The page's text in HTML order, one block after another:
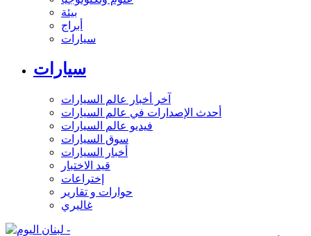
بيئة
أبراج
سيارات
سيارات
آخر أخبار عالم السيارات
أحدث الإصدارات في عالم السيارات
فيديو عالم السيارات
سوق السيارات
أخبار السيارات
قيد الاختبار
إختراعات
حوارات و تقارير
غاليري